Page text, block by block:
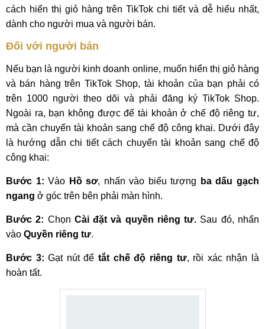
cách hiển thị giỏ hàng trên TikTok chi tiết và dễ hiểu nhất,
dành cho người mua và người bán.
Đối với người bán
Nếu bạn là người kinh doanh online, muốn hiển thị giỏ hàng
và bán hàng trên TikTok Shop, tài khoản của bạn phải có
trên 1000 người theo dõi và phải đăng ký TikTok Shop.
Ngoài ra, bạn không được để tài khoản ở chế độ riêng tư,
mà cần chuyển tài khoản sang chế độ công khai. Dưới đây
là hướng dẫn chi tiết cách chuyển tài khoản sang chế độ
công khai:
Bước 1: Vào Hồ sơ, nhấn vào biểu tượng
ba dấu gạch
ngang ở góc trên bên phải màn hình.
Bước 2: Chọn Cài đặt và quyền riêng tư. Sau đó, nhấn
vào Quyền riêng tư.
Bước 3: Gạt nút đểtắt chế độ riêng tư, rồi xác nhận là
hoàn tất.